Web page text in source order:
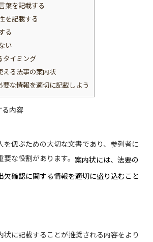
葉を記載する
を記載する
る
い
タイミング
る法事の案内状
要な情報を適切に記載しよう
る内容
を偲ぶための大切な文書であり、参列者に
な役割があります。 案内状には、法要の
欠確認に関する情報を適切に盛り込むこと
状に記載することが推奨される内容をより